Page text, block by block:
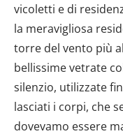
vicoletti e di
la meravigliosa
torre del vento più
bellissime vetrate
silenzio, utilizzate
lasciati i corpi, che
dovevamo essere